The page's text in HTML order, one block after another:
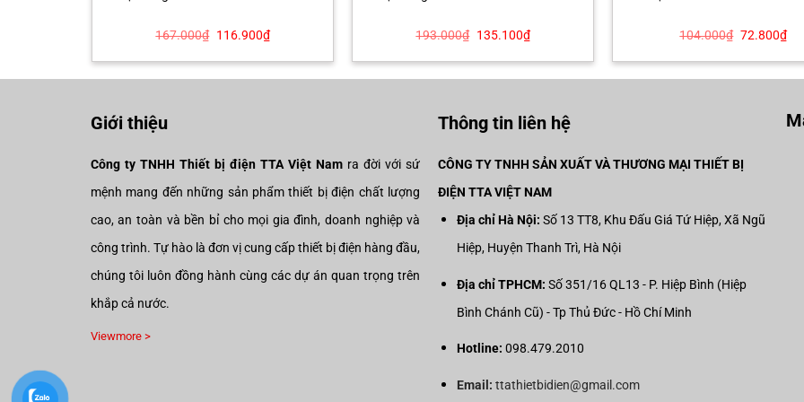
167.000₫ Giá
là:
116.900₫Giá
tại
193.000₫ Giá
là:
135.100₫Giá
tại
104.000₫ Giá
là:
72.800₫Giá
tại
Giới thiệu
Công ty TNHH Thiết bị điện TTA Việt Nam ra đời với sứ
mệnh mang đến những sản phẩm thiết bị điện chất lượng
cao, an toàn và bền bỉ cho mọi gia đình, doanh nghiệp và
công trình. Tự hào là đơn vị cung cấp thiết bị điện hàng đầu,
chúng tôi luôn đồng hành cùng các dự án quan trọng trên
khắp cả nước.
Viewmore >
Thông tin liên hệ
CÔNG TY TNHH SẢN XUẤT VÀ THƯƠNG MẠI THIẾT BỊ
ĐIỆN TTA VIỆT NAM
Địa chỉ Hà Nội: Số 13 TT8, Khu Đấu Giá Tứ Hiệp, Xã Ngũ
Hiệp, Huyện Thanh Trì, Hà Nội
Địa chỉ TPHCM: Số 351/16 QL13 - P. Hiệp Bình (Hiệp
Bình Chánh Cũ) - Tp Thủ Đức - Hồ Chí Minh
Hotline: 098.479.2010
Email: ttathietbidien@gmail.com